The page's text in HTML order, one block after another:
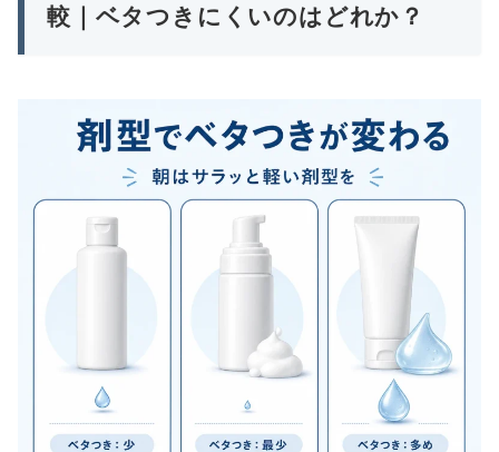
較｜ベタつきにくいのはどれか？